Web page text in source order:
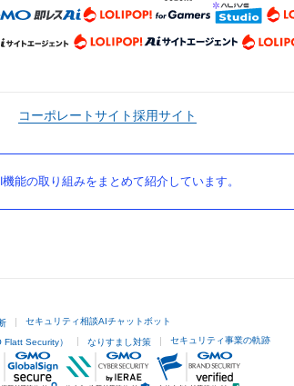
コーポレートサイト採用サイト
能の取り組みをまとめて紹介しています。
セキュリティ相談AIチャットボット
Security） なりすまし対策 セキュリティ事業の軌跡